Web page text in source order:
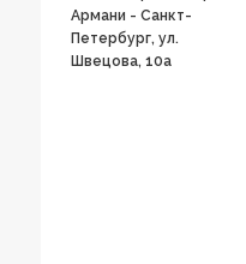
Армани - Санкт-
Петербург, ул.
Швецова, 10а